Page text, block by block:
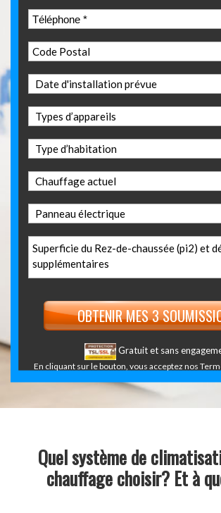
Gratuit et sans
En cliquant sur le bouton, vous acceptez nos
Quel système de
chauffage choisir? Et à